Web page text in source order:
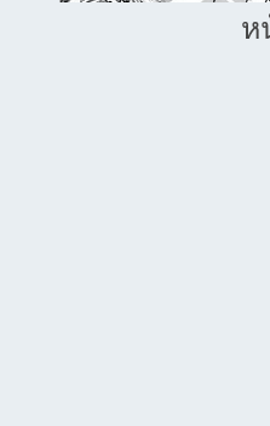
ห